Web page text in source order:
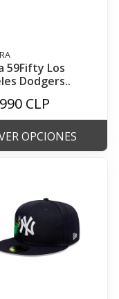
59Fifty Los
Dodgers..
CLP
OPCIONES